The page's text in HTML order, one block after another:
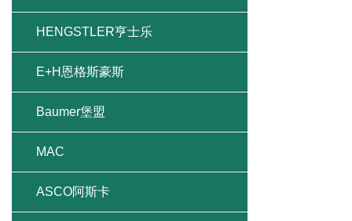
HENGSTLER亨士乐
E+H恩格斯豪斯
Baumer堡盟
MAC
ASCO阿斯卡